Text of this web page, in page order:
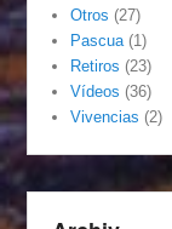
Otros (27)
Pascua (1)
Retiros (23)
Vídeos (36)
Vivencias (2)